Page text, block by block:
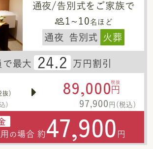
通夜/告別式をご家族で
1~10 名ほど
通夜 告別式 火葬
で最大 24.2 万円割引
抜)
)
89,000税抜
円
97,900 円(税込)
の 場合 約47,900 円